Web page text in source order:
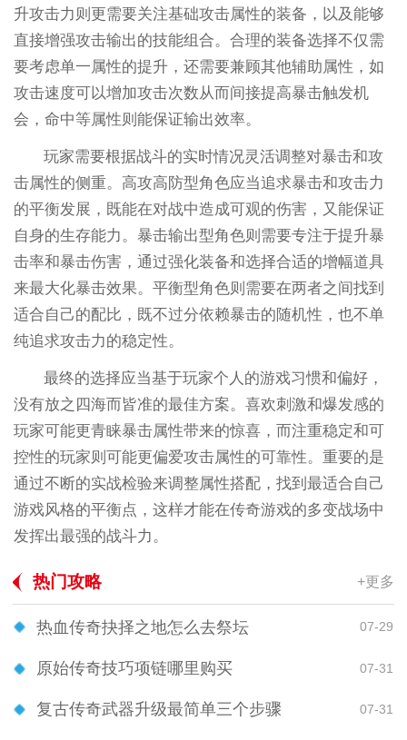
升攻击力则更需要关注基础攻击属性的装备，以及能够
直接增强攻击输出的技能组合。合理的装备选择不仅需
要考虑单一属性的提升，还需要兼顾其他辅助属性，如
攻击速度可以增加攻击次数从而间接提高暴击触发机
会，命中等属性则能保证输出效率。
玩家需要根据战斗的实时情况灵活调整对暴击和攻
击属性的侧重。高攻高防型角色应当追求暴击和攻击力
的平衡发展，既能在对战中造成可观的伤害，又能保证
自身的生存能力。暴击输出型角色则需要专注于提升暴
击率和暴击伤害，通过强化装备和选择合适的增幅道具
来最大化暴击效果。平衡型角色则需要在两者之间找到
适合自己的配比，既不过分依赖暴击的随机性，也不单
纯追求攻击力的稳定性。
最终的选择应当基于玩家个人的游戏习惯和偏好，
没有放之四海而皆准的最佳方案。喜欢刺激和爆发感的
玩家可能更青睐暴击属性带来的惊喜，而注重稳定和可
控性的玩家则可能更偏爱攻击属性的可靠性。重要的是
通过不断的实战检验来调整属性搭配，找到最适合自己
游戏风格的平衡点，这样才能在传奇游戏的多变战场中
发挥出最强的战斗力。
热门攻略 +更多
热血传奇抉择之地怎么去祭坛 07-29
原始传奇技巧项链哪里购买 07-31
复古传奇武器升级最简单三个步骤 07-31